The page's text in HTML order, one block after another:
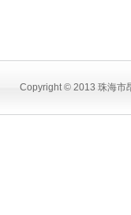
Copyright © 2013 珠海市